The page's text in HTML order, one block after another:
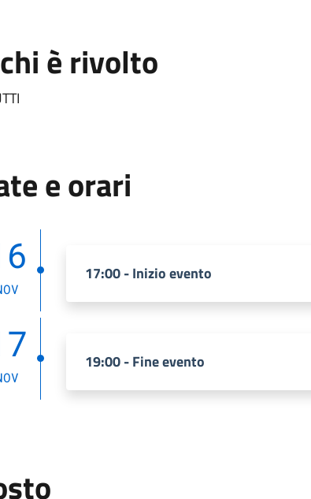
è rivolto
e orari
17:00 - Inizio evento
19:00 - Fine evento